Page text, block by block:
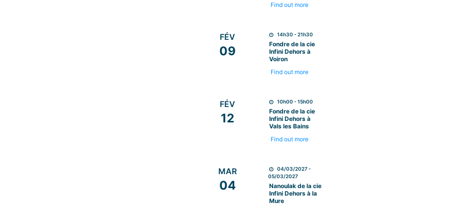
Find out more
FÉV
09
14h30 - 21h30
Fondre de la cie
Infini Dehors à
Voiron
Find out more
FÉV
12
10h00 - 15h00
Fondre de la cie
Infini Dehors à
Vals les Bains
Find out more
MAR
04
04/03/2027 -
05/03/2027
Nanoulak de la cie
Infini Dehors à la
Mure